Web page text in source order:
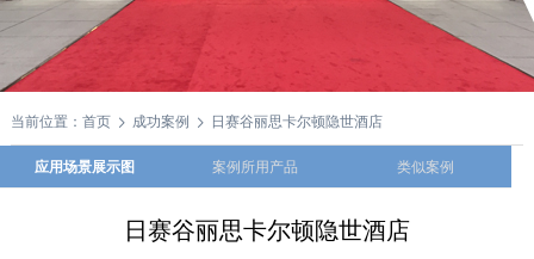
当前位置： 首页 成功案例 日赛谷丽思卡尔顿隐世酒店
应用场景展示图 案例所用产品 类似案例
日赛谷丽思卡尔顿隐世酒店